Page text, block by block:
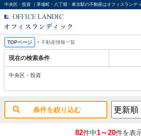
中央区・投資 ｜茅場町・八丁堀・東京駅の不動産はオフィスランデ
TOPページ > 不動産情報一覧
現在の検索条件
中央区・投資
条件を絞り込む
82件中1～20件を表